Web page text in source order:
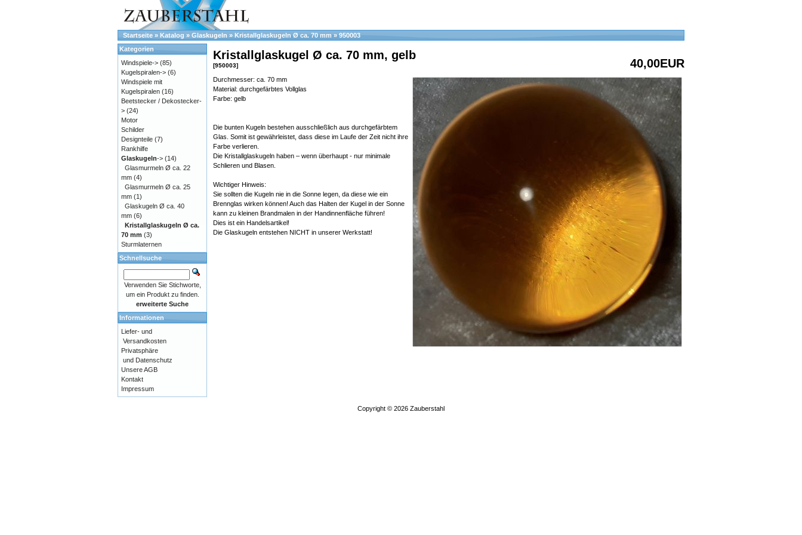
Startseite » Katalog » Glaskugeln » Kristallglaskugeln Ø ca. 70 mm » 950003
40,00EUR
Kristallglaskugel Ø ca. 70 mm, gelb
[950003]
Durchmesser: ca. 70 mm
Material: durchgefärbtes Vollglas
Farbe: gelb
Die bunten Kugeln bestehen ausschließlich aus durchgefärbtem
Glas. Somit ist gewährleistet, dass diese im Laufe der Zeit nicht ihre
Farbe verlieren.
Die Kristallglaskugeln haben – wenn überhaupt - nur minimale
Schlieren und Blasen.
Wichtiger Hinweis:
Sie sollten die Kugeln nie in die Sonne legen, da diese wie ein
Brennglas wirken können! Auch das Halten der Kugel in der Sonne
kann zu kleinen Brandmalen in der Handinnenfläche führen!
Dies ist ein Handelsartikel!
Die Glaskugeln entstehen NICHT in unserer Werkstatt!
Kategorien
Windspiele-> (85)
Kugelspiralen-> (6)
Windspiele mit
Kugelspiralen (16)
Beetstecker / Dekostecker-
> (24)
Motor
Schilder
Designteile (7)
Rankhilfe
Glaskugeln-> (14)
Glasmurmeln Ø ca. 22
mm (4)
Glasmurmeln Ø ca. 25
mm (1)
Glaskugeln Ø ca. 40
mm (6)
Kristallglaskugeln Ø ca.
70 mm (3)
Sturmlaternen
Schnellsuche
Verwenden Sie Stichworte,
um ein Produkt zu finden.
erweiterte Suche
Informationen
Liefer- und
Versandkosten
Privatsphäre
und Datenschutz
Unsere AGB
Kontakt
Impressum
Copyright © 2026 Zauberstahl